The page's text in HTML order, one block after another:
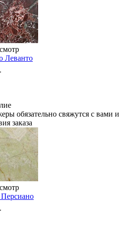
Леванто
обязательно свяжутся с вами и
заказа